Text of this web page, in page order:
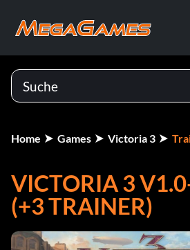
Home Games Victoria 3
VICTORIA 3
(+3 TRAINER)